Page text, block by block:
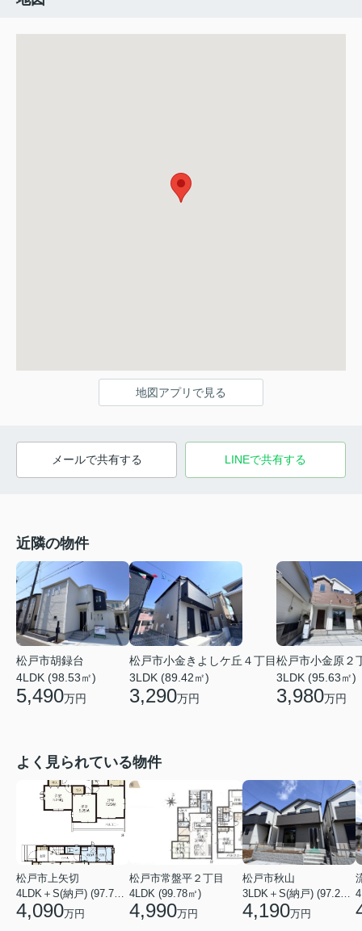
地図アプリで見る
メールで共有する LINEで共有する
近隣の物件
松戸市胡録台
4LDK (98.53㎡)
5,490万円
松戸市小金きよしケ丘４丁目
3LDK (89.42㎡)
3,290万円
松戸市小金原２
3LDK (95.63㎡)
3,980万円
よく見られている物件
松戸市上矢切
4LDK＋S(納戸) (97.71㎡)
4,090万円
松戸市常盤平２丁目
4LDK (99.78㎡)
4,990万円
松戸市秋山
3LDK＋S(納戸) (97.29㎡)
4,190万円